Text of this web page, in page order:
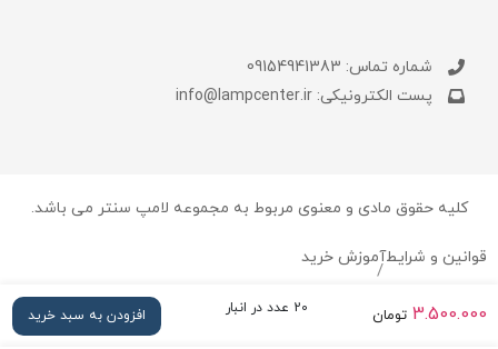
شماره تماس: 09154941383
پست الکترونیکی: info@lampcenter.ir
کلیه حقوق مادی و معنوی مربوط به مجموعه لامپ سنتر می باشد.
قوانین و شرایط
/
آموزش خرید
تومان3.500.000 20 عدد در انبار افزودن به سبد خرید